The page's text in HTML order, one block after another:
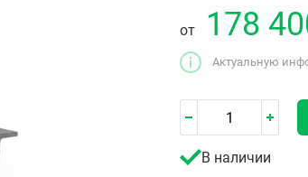
от 178
Актуальную
В наличии